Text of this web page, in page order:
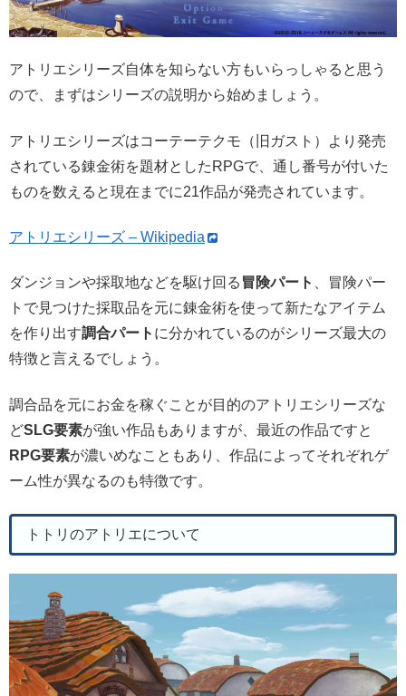
アトリエシリーズ自体を知らない方もいらっしゃると思う
ので、まずはシリーズの説明から始めましょう。
アトリエシリーズはコーテーテクモ（旧ガスト）より発売
されている錬金術を題材としたRPGで、通し番号が付いた
ものを数えると現在までに21作品が発売されています。
アトリエシリーズ – Wikipedia
ダンジョンや採取地などを駆け回る 冒険パート 、冒険パー
トで見つけた採取品を元に錬金術を使って新たなアイテム
を作り出す調合パート に分かれているのがシリーズ最大の
特徴と言えるでしょう。
調合品を元にお金を稼ぐことが目的のアトリエシリーズな
どSLG要素が強い作品もありますが、最近の作品ですと
RPG要素が濃いめなこともあり、作品によってそれぞれゲ
ーム性が異なるのも特徴です。
トトリのアトリエについて